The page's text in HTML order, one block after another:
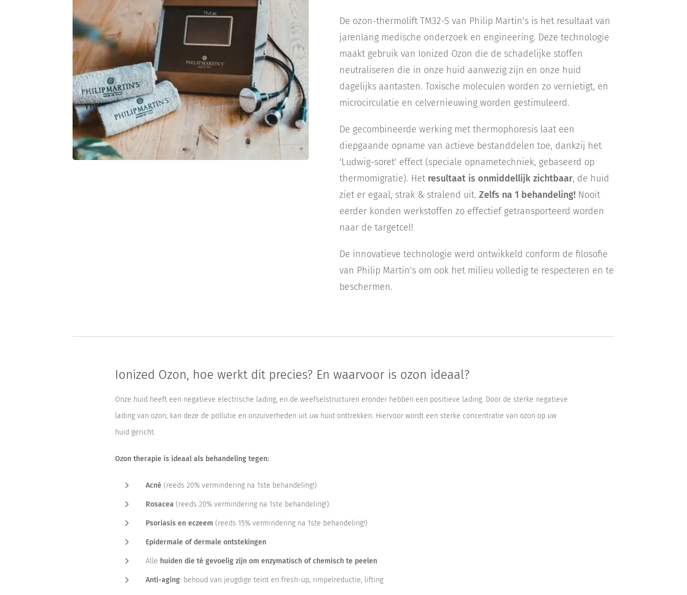
De ozon-thermolift TM32-S van Philip Martin's is het resultaat van
jarenlang medische onderzoek en engineering. Deze technologie
maakt gebruik van Ionized Ozon die de schadelijke stoffen
neutraliseren die in onze huid aanwezig zijn en onze huid
dagelijks aantasten. Toxische moleculen worden zo vernietigt, en
microcirculatie en celvernieuwing worden gestimuleerd.
De gecombineerde werking met thermophoresis laat een
diepgaande opname van actieve bestanddelen toe, dankzij het
'Ludwig-soret' effect (speciale opnametechniek, gebaseerd op
thermomigratie). Het resultaat is onmiddellijk zichtbaar, de huid
ziet er egaal, strak & stralend uit.Zelfs na 1 behandeling! Nooit
eerder konden werkstoffen zo effectief getransporteerd worden
naar de targetcel!
De innovatieve technologie werd ontwikkeld conform de filosofie
van Philip Martin's om ook het milieu volledig te respecteren en te
beschermen.
Ionized Ozon, hoe werkt dit precies? En waarvoor is ozon ideaal?
Onze huid heeft een negatieve electrische lading, en de weefselstructuren eronder hebben een positieve lading. Door de sterke negatieve
lading van ozon, kan deze de pollutie en onzuiverheden uit uw huid onttrekken. Hiervoor wordt een sterke concentratie van ozon op uw
huid gericht.
Ozon therapie is ideaal als behandeling tegen:
Acné (reeds 20% vermindering na 1ste behandeling!)
Rosacea (reeds 20% vermindering na 1ste behandeling!)
Psoriasis en eczeem (reeds 15% vermindering na 1ste behandeling!)
Epidermale of dermale ontstekingen
Alle huiden die té gevoelig zijn om enzymatisch of chemisch te peelen
Anti-aging: behoud van jeugdige teint en fresh-up, rimpelreductie, lifting